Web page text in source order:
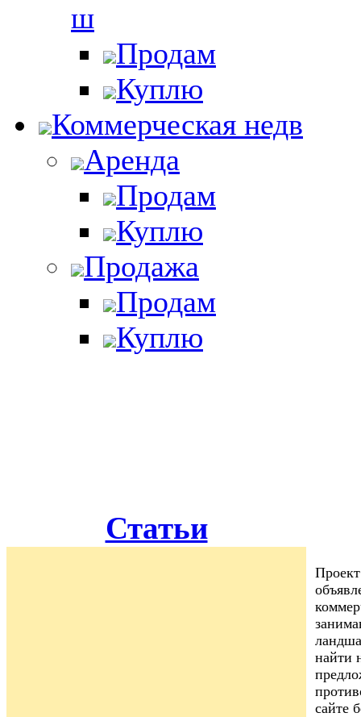
ш
Продам
Куплю
Коммерческая недв
Аренда
Продам
Куплю
Продажа
Продам
Куплю
Статьи
найти
сайте